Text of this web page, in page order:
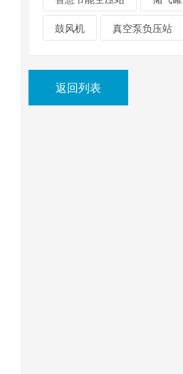
鼓风机 真空泵负压站
返回列表